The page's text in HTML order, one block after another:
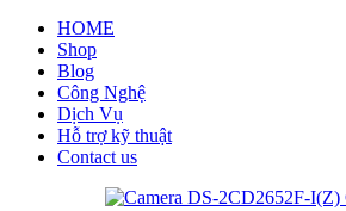
HOME
Shop
Blog
Công Nghệ
Dịch Vụ
Hỗ trợ kỹ thuật
Contact us